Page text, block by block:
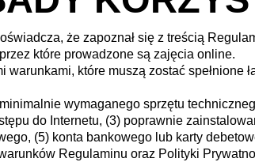
że zapoznał się z treścią
które prowadzone są zajęcia online.
warunkami, które muszą zostać
wymaganego sprzętu
do Internetu, (3) poprawnie
(5) konta bankowego lub karty
Regulaminu oraz Polityki